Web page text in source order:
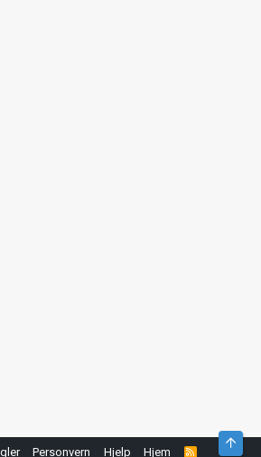
Personvern Hjelp Hjem R
Topp